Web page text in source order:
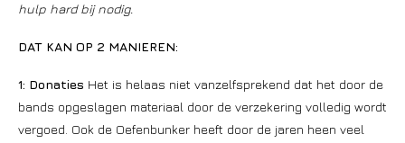
hulp hard bij nodig.
DAT KAN OP 2 MANIEREN:
1: Donaties Het is helaas niet vanzelfsprekend dat het door de
bands opgeslagen materiaal door de verzekering volledig wordt
vergoed. Ook de Oefenbunker heeft door de jaren heen veel